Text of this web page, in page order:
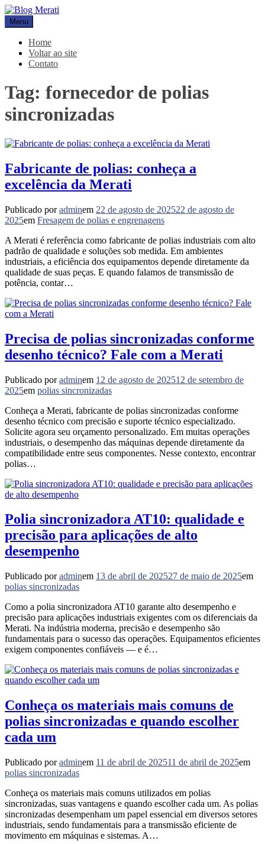
Pular
para
o
conteúdo
Blog Merati
Líder na fabricação de peças para Indústrias
Menu
Home
Voltar ao site
Contato
Tag: fornecedor de polias
sincronizadas
Fabricante de polias: conheça a
excelência da Merati
Publicado poradminem 22 de agosto de 202522 de agosto de
2025em Fresagem de polias e engrenagens
A Merati é referência como fabricante de polias industriais com alto
padrão de qualidade e soluções sob medida. Em ambientes
industriais, a eficiência dos equipamentos depende diretamente da
qualidade de suas peças. E quando falamos de transmissão de
potência, contar…
Precisa de polias sincronizadas conforme
desenho técnico? Fale com a Merati
Publicado poradminem 12 de agosto de 202512 de setembro de
2025em polias sincronizadas
Conheça a Merati, fabricante de polias sincronizadas conforme
desenho técnico com precisão e suporte técnico especializado.
Solicite agora seu orçamento personalizado. Em muitas operações
industriais, o desempenho das máquinas depende diretamente da
compatibilidade entre seus componentes. Nesse contexto, encontrar
polias…
Polia sincronizadora AT10: qualidade e
precisão para aplicações de alto
desempenho
Publicado poradminem 13 de abril de 202527 de maio de 2025em
polias sincronizadas
Como a polia sincronizadora AT10 garante alto desempenho e
precisão para aplicações industriais exigentes com os diferenciais da
Merati. Na indústria moderna, precisão e desempenho são
fundamentais para o sucesso das operações. Equipamentos eficientes
exigem componentes confiáveis — e é…
Conheça os materiais mais comuns de
polias sincronizadas e quando escolher
cada um
Publicado poradminem 11 de abril de 202511 de abril de 2025em
polias sincronizadas
Conheça os materiais mais comuns utilizados em polias
sincronizadas, suas vantagens e quando escolher cada um. As polias
sincronizadas desempenham um papel essencial em diversos setores
industriais, sendo fundamentais para a transmissão eficiente de
movimento em máquinas e sistemas. A…